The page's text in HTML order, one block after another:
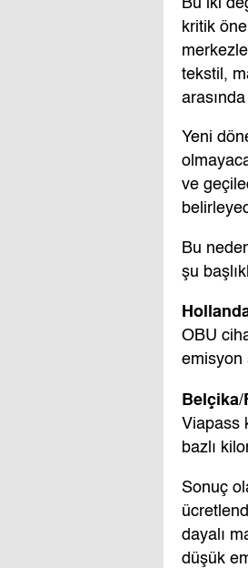
kritik
tekstil,
Yeni
ve
Bu
şu
OBU
emisyon
Viapass
bazlı
Sonuç
dayalı
düşük